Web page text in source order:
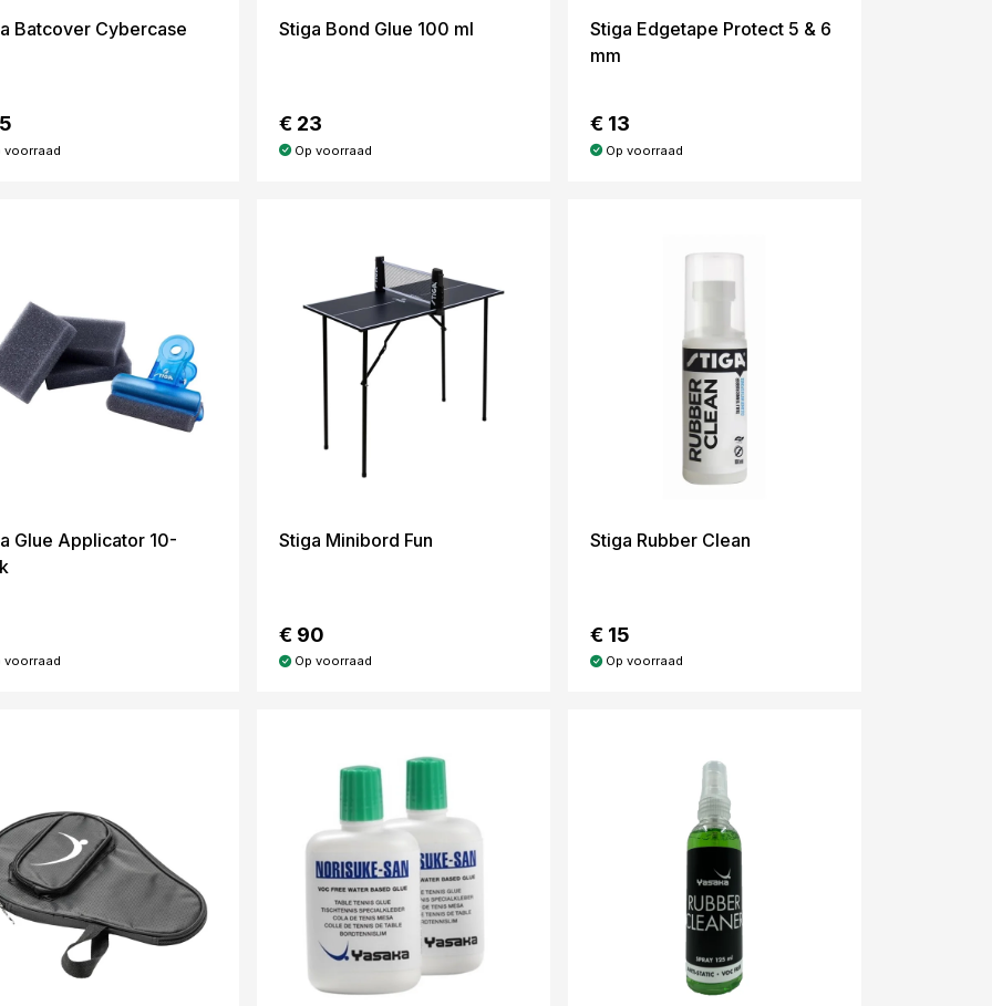
Batcover Cybercase
voorraad
Stiga Bond Glue 100 ml
€ 23
Op voorraad
Stiga Edgetape Protect 5 & 6
mm
€ 13
Op voorraad
Glue Applicator 10-
voorraad
Stiga Minibord Fun
€ 90
Op voorraad
Stiga Rubber Clean
€ 15
Op voorraad